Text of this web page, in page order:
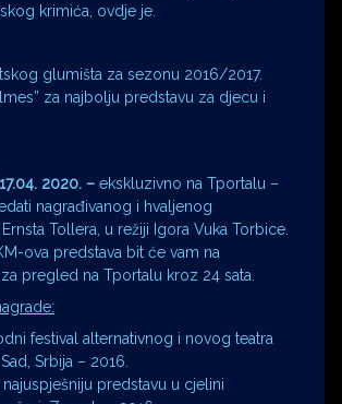
krimića, ovdje je.
glumišta za sezonu 2016/2017.
za najbolju predstavu za djecu i
17.04. 2020. – ekskluzivno na Tportalu –
nagrađivanog i hvaljenog
Ernsta Tollera, u režiji Igora Vuka Torbice.
ova predstava bit će vam na
pregled na Tportalu kroz 24 sata.
festival alternativnog i novog teatra
Srbija – 2016.
najuspješniju predstavu u cjelini